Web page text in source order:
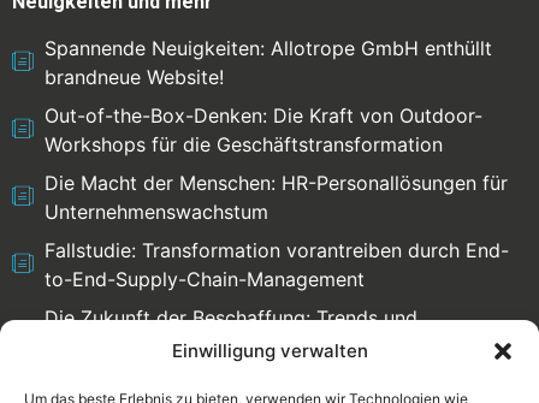
Einwilligung verwalten
Um das beste Erlebnis zu bieten, verwenden wir Technologien wie
Spannende Neuigkeiten: Allotrope GmbH enthüllt
brandneue Website!
Out-of-the-Box-Denken: Die Kraft von Outdoor-
Workshops für die Geschäftstransformation
Die Macht der Menschen: HR-Personallösungen für
Unternehmenswachstum
Fallstudie: Transformation vorantreiben durch End-
to-End-Supply-Chain-Management
Die Zukunft der Beschaffung: Trends und
Herausforderungen